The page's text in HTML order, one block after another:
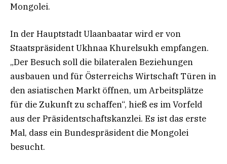
Mongolei.
In der Hauptstadt Ulaanbaatar wird er von
Staatspräsident Ukhnaa Khurelsukh empfangen.
„Der Besuch soll die bilateralen Beziehungen
ausbauen und für Österreichs Wirtschaft Türen in
den asiatischen Markt öffnen, um Arbeitsplätze
für die Zukunft zu schaffen“, hieß es im Vorfeld
aus der Präsidentschaftskanzlei. Es ist das erste
Mal, dass ein Bundespräsident die Mongolei
besucht.